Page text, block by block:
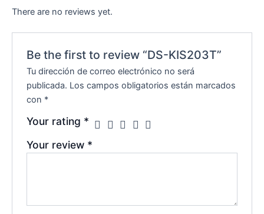
There are no reviews yet.
Be the first to review “DS-KIS203T”
Tu dirección de correo electrónico no será
publicada. Los campos obligatorios están marcados
con *
Your rating *
Your review *